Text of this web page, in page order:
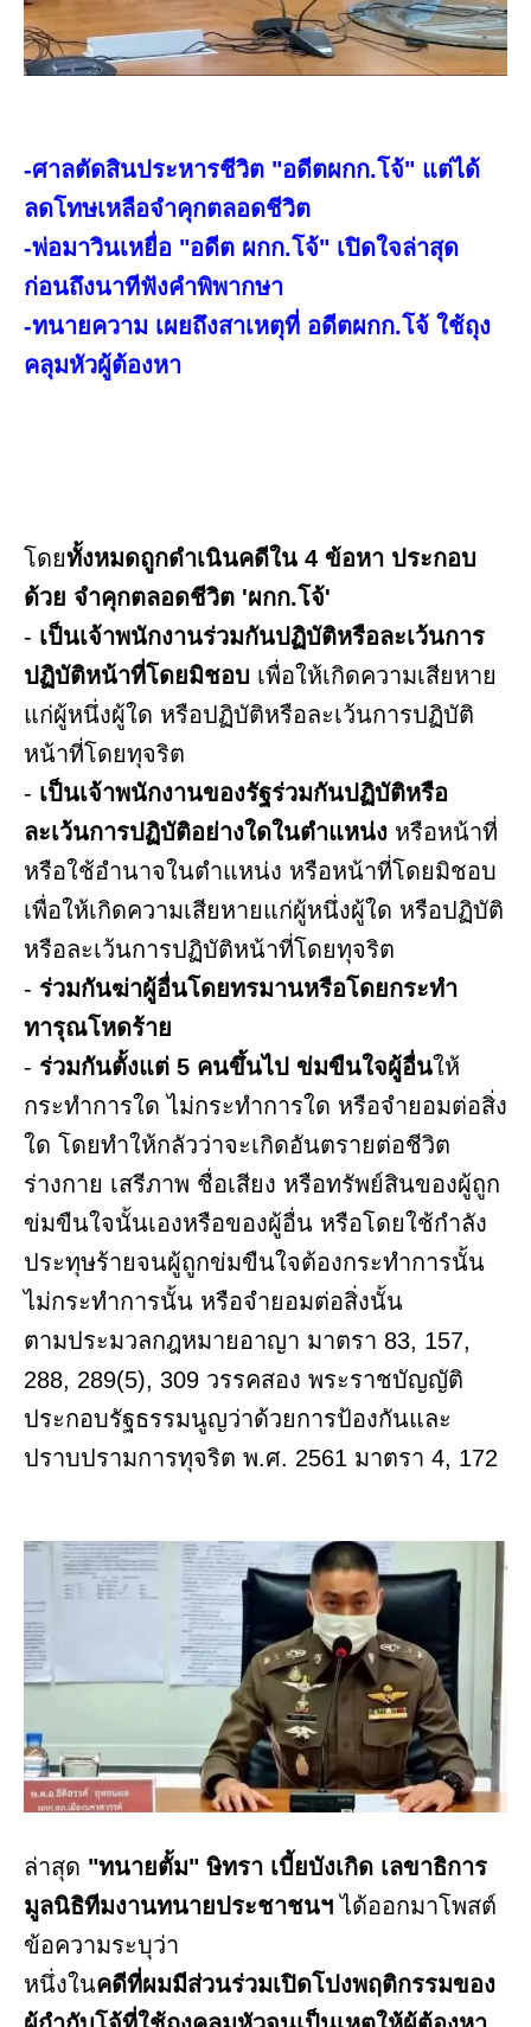
-ศาลตัดสินประหารชีวิต "อดีตผกก.โจ้" แต่ได้
ลดโทษเหลือจำคุกตลอดชีวิต
-พ่อมาวินเหยื่อ "อดีต ผกก.โจ้" เปิดใจล่าสุด
ก่อนถึงนาทีฟังคำพิพากษา
-ทนายความ เผยถึงสาเหตุที่ อดีตผกก.โจ้ ใช้ถุง
คลุมหัวผู้ต้องหา
โดยทั้งหมดถูกดำเนินคดีใน 4 ข้อหา ประกอบ
ด้วย จำคุกตลอดชีวิต 'ผกก.โจ้'
- เป็นเจ้าพนักงานร่วมกันปฏิบัติหรือละเว้นการ
ปฏิบัติหน้าที่โดยมิชอบ เพื่อให้เกิดความเสียหาย
แก่ผู้หนึ่งผู้ใด หรือปฏิบัติหรือละเว้นการปฏิบัติ
หน้าที่โดยทุจริต
- เป็นเจ้าพนักงานของรัฐร่วมกันปฏิบัติหรือ
ละเว้นการปฏิบัติอย่างใดในตำแหน่ง หรือหน้าที่
หรือใช้อำนาจในตำแหน่ง หรือหน้าที่โดยมิชอบ
เพื่อให้เกิดความเสียหายแก่ผู้หนึ่งผู้ใด หรือปฏิบัติ
หรือละเว้นการปฏิบัติหน้าที่โดยทุจริต
- ร่วมกันฆ่าผู้อื่นโดยทรมานหรือโดยกระทำ
ทารุณโหดร้าย
- ร่วมกันตั้งแต่ 5 คนขึ้นไป ข่มขืนใจผู้อื่นให้
กระทำการใด ไม่กระทำการใด หรือจำยอมต่อสิ่ง
ใด โดยทำให้กลัวว่าจะเกิดอันตรายต่อชีวิต
ร่างกาย เสรีภาพ ชื่อเสียง หรือทรัพย์สินของผู้ถูก
ข่มขืนใจนั้นเองหรือของผู้อื่น หรือโดยใช้กำลัง
ประทุษร้ายจนผู้ถูกข่มขืนใจต้องกระทำการนั้น
ไม่กระทำการนั้น หรือจำยอมต่อสิ่งนั้น
ตามประมวลกฎหมายอาญา มาตรา 83, 157,
288, 289(5), 309 วรรคสอง พระราชบัญญัติ
ประกอบรัฐธรรมนูญว่าด้วยการป้องกันและ
ปราบปรามการทุจริต พ.ศ. 2561 มาตรา 4, 172
ล่าสุด "ทนายตั้ม" ษิทรา เบี้ยบังเกิด เลขาธิการ
มูลนิธิทีมงานทนายประชาชนฯ ได้ออกมาโพสต์
ข้อความระบุว่า
หนึ่งในคดีที่ผมมีส่วนร่วมเปิดโปงพฤติกรรมของ